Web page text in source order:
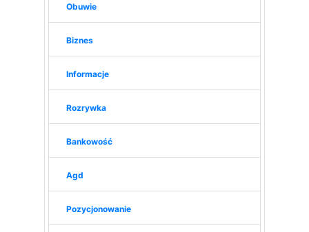
Obuwie
Biznes
Informacje
Rozrywka
Bankowość
Agd
Pozycjonowanie